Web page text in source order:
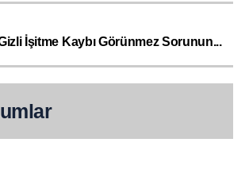
İşitme Kaybı Görünmez Sorunun...